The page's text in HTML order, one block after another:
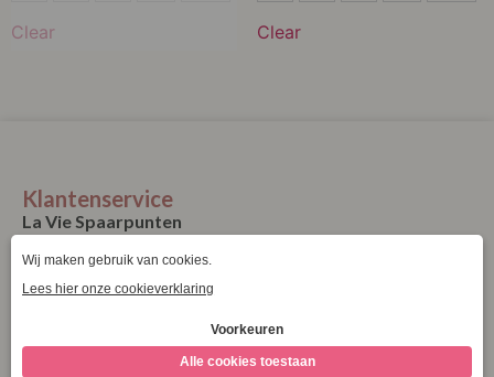
M
Clear
M
Clear
Klantenservice
La Vie Spaarpunten
Verzending & Levering